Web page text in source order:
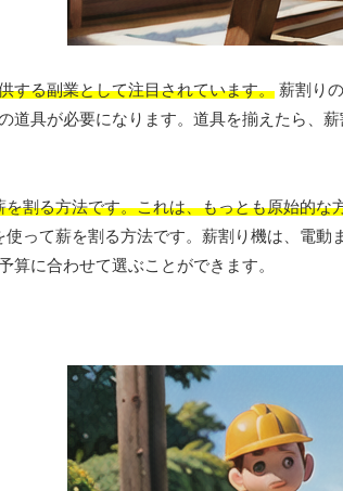
する副業として注目されています。 薪割り
道具が必要になります。道具を揃えたら、
割る方法です。これは、もっとも原始的
使って薪を割る方法です。薪割り機は、電
算に合わせて選ぶことができます。